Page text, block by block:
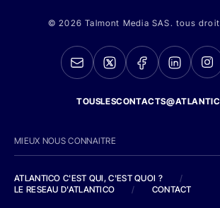
© 2026 Talmont Media SAS. tous
MIEUX NOUS CONNAITRE
ATLANTICO C'EST QUI, C'EST QUOI ?
/
LE RESEAU D'ATLANTICO
/ CONTACT